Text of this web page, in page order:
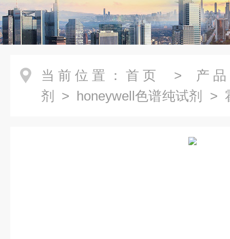
当前位置： 首页 > 产
剂
> honeywell色谱纯试剂
>